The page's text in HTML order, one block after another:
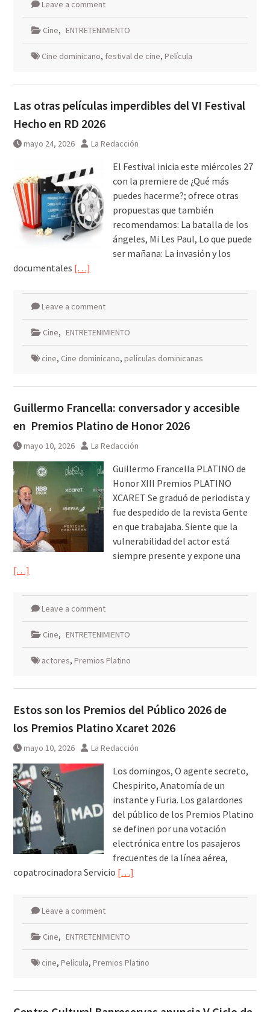
Leave a comment
Cine, ENTRETENIMIENTO
Cine dominicano, festival de cine, Película
Las otras películas imperdibles del VI Festival
Hecho en RD 2026
mayo 24, 2026 La Redacción
El Festival inicia este miércoles 27
con la premiere de ¿Qué más
puedes hacerme?; ofrece otras
propuestas que también
recomendamos: La batalla de los
ángeles, Mi Les Paul, Lo que puede
ser mañana: La invasión y los
documentales […]
Leave a comment
Cine, ENTRETENIMIENTO
cine, Cine dominicano, películas dominicanas
Guillermo Francella: conversador y accesible
en Premios Platino de Honor 2026
mayo 10, 2026 La Redacción
Guillermo Francella PLATINO de
Honor XIII Premios PLATINO
XCARET Se graduó de periodista y
fue despedido de la revista Gente
en que trabajaba. Siente que la
vulnerabilidad del actor está
siempre presente y expone una
[…]
Leave a comment
Cine, ENTRETENIMIENTO
actores, Premios Platino
Estos son los Premios del Público 2026 de
los Premios Platino Xcaret 2026
mayo 10, 2026 La Redacción
Los domingos, O agente secreto,
Chespirito, Anatomía de un
instante y Furia. Los galardones
del público de los Premios Platino
se definen por una votación
electrónica entre los pasajeros
frecuentes de la línea aérea,
copatrocinadora Servicio […]
Leave a comment
Cine, ENTRETENIMIENTO
cine, Película, Premios Platino